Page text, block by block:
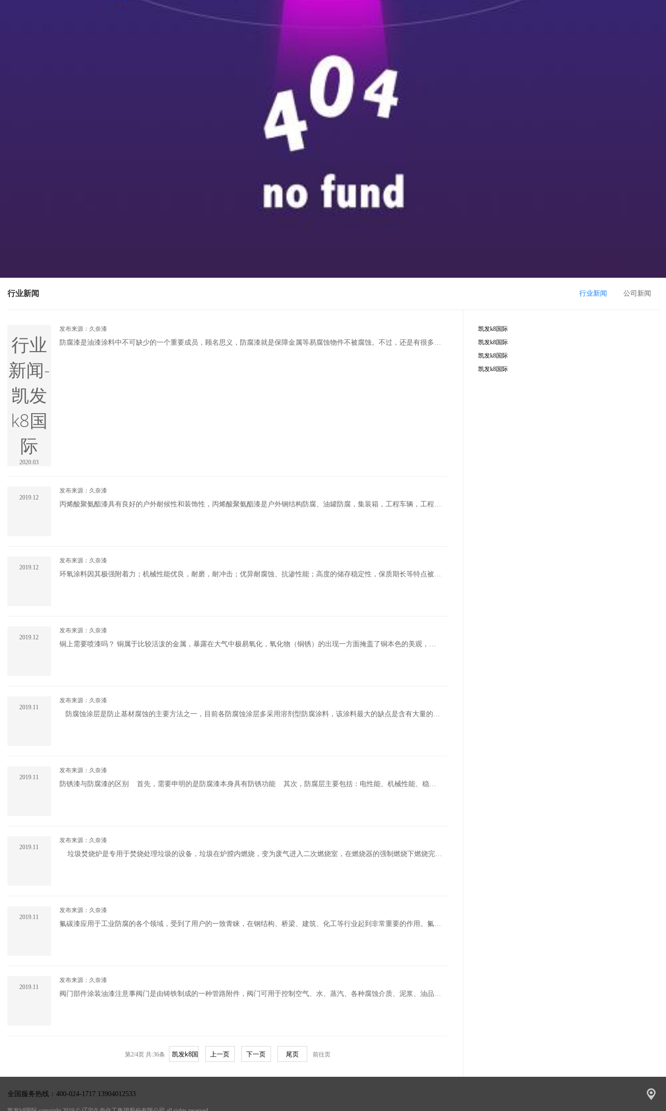
行业新闻 行业新闻 公司新闻
行业
新闻-
凯发
k8国
际
2020.03
发布来源：久奈漆
防腐漆是油漆涂料中不可缺少的一个重要成员，顾名思义，防腐漆就是保障金属等易腐蚀物件不被腐蚀。不过，还是有很多小
2019.12
发布来源：久奈漆
丙烯酸聚氨酯漆具有良好的户外耐候性和装饰性，丙烯酸聚氨酯漆是户外钢结构防腐、油罐防腐，集装箱，工程车辆，工程设
2019.12
发布来源：久奈漆
环氧涂料因其极强附着力；机械性能优良，耐磨，耐冲击；优异耐腐蚀、抗渗性能；高度的储存稳定性，保质期长等特点被广
2019.12
发布来源：久奈漆
铜上需要喷漆吗？ 铜属于比较活泼的金属，暴露在大气中极易氧化，氧化物（铜锈）的出现一方面掩盖了铜本色的美观，另
2019.11
发布来源：久奈漆
防腐蚀涂层是防止基材腐蚀的主要方法之一，目前各防腐蚀涂层多采用溶剂型防腐涂料，该涂料最大的缺点是含有大量的溶
2019.11
发布来源：久奈漆
防锈漆与防腐漆的区别 首先，需要申明的是防腐漆本身具有防锈功能 其次，防腐层主要包括：电性能、机械性能、稳定
2019.11
发布来源：久奈漆
垃圾焚烧炉是专用于焚烧处理垃圾的设备，垃圾在炉膛内燃烧，变为废气进入二次燃烧室，在燃烧器的强制燃烧下燃烧完
2019.11
发布来源：久奈漆
氟碳漆应用于工业防腐的各个领域，受到了用户的一致青睐，在钢结构、桥梁、建筑、化工等行业起到非常重要的作用。氟碳
2019.11
发布来源：久奈漆
阀门部件涂装油漆注意事阀门是由铸铁制成的一种管路附件，阀门可用于控制空气、水、蒸汽、各种腐蚀介质、泥浆、油品等
第2/4页 共:36条 前往页
凯发k8国际
凯发k8国际
凯发k8国际
凯发k8国际
全国服务热线：400-024-1717 13904012533